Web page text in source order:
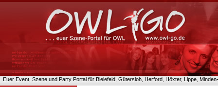
Euer Event, Szene und Party Portal für Bielefeld, Gütersloh, Herford, Höxter, Lippe,